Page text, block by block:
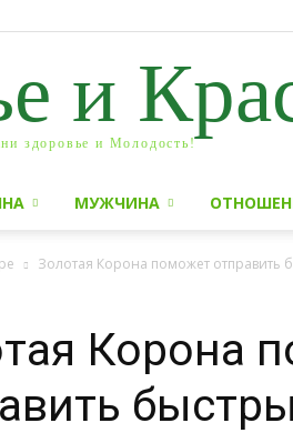
и
здоровье и Молодость!
МУЖЧИНА
Золотая Корона поможет отправить
Корона